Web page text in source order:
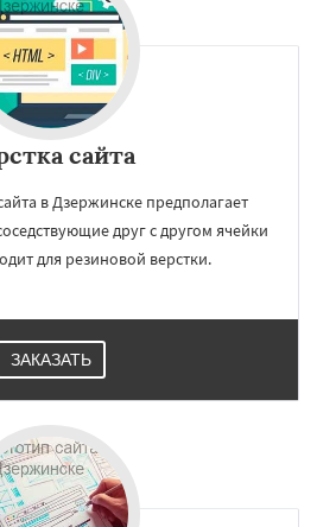
сайта
в Дзержинске предполагает
друг с другом ячейки
для резиновой верстки.
ЗАКАЗАТЬ